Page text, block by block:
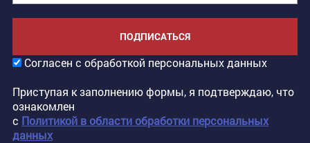
ПОДПИСАТЬСЯ
Согласен с обработкой персональных данных
Приступая к заполнению формы, я подтверждаю, что
ознакомлен
с Политикой в области обработки персональных
данных